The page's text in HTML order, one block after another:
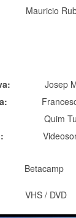
Josep Ma
Francesc
Quim
Betacamp
VHS / DVD